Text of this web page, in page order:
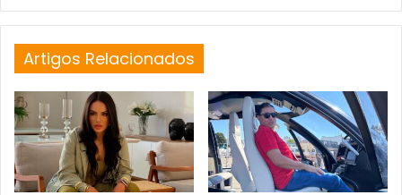
Artigos Relacionados